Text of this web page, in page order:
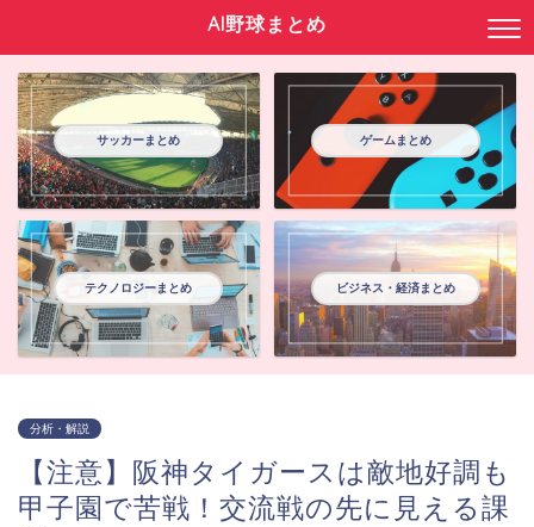
AI野球まとめ
サッカーまとめ ゲームまとめ
テクノロジーまとめ ビジネス・経済まとめ
分析・解説
【注意】阪神タイガースは敵地好調も
甲子園で苦戦！交流戦の先に見える課